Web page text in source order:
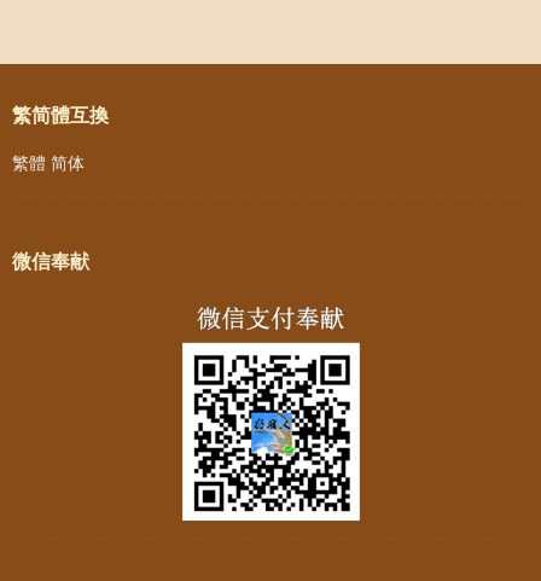
Post navigation
繁简體互換
繁體 简体
微信奉献